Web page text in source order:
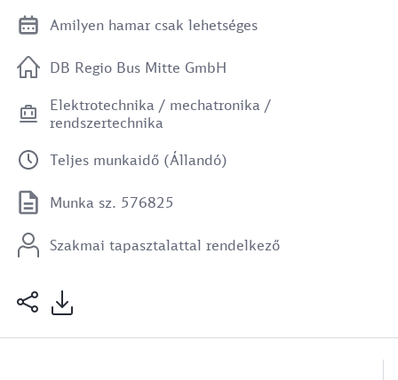
Amilyen hamar csak lehetséges
DB Regio Bus Mitte GmbH
Elektrotechnika / mechatronika /
rendszertechnika
Teljes munkaidő (Állandó)
Munka sz. 576825
Szakmai tapasztalattal rendelkező